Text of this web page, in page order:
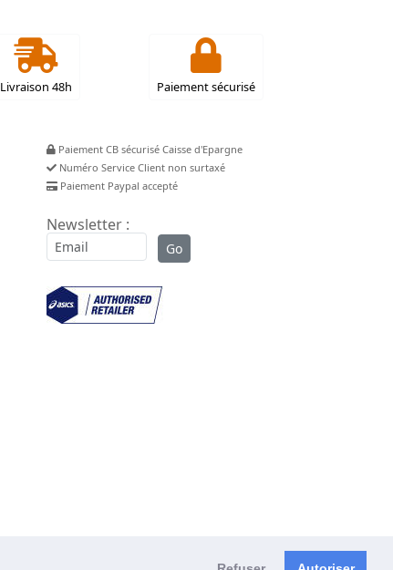
Livraison 48h Paiement sécurisé
Paiement CB sécurisé Caisse d'Epargne
Numéro Service Client non surtaxé
Paiement Paypal accepté
Newsletter :